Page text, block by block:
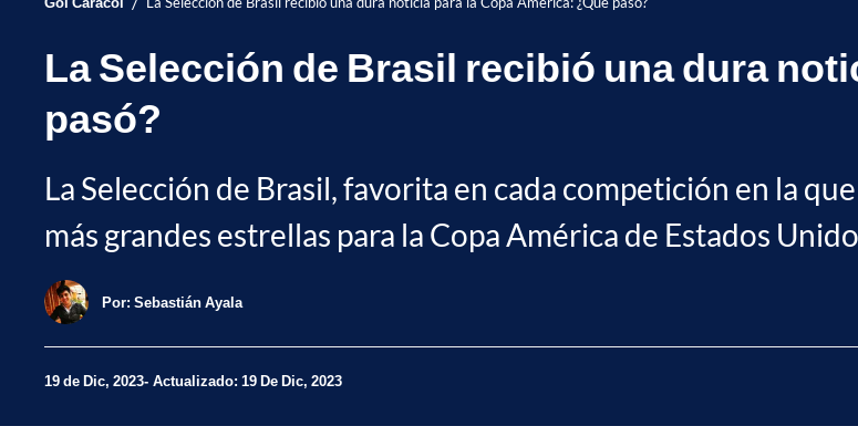
La Selección de Brasil recibió una dura
pasó?
La Selección de Brasil, favorita en cada competición en la
más grandes estrellas para la Copa América de Estados
Por: Sebastián Ayala
19 de Dic, 2023 Actualizado: 19 De Dic, 2023